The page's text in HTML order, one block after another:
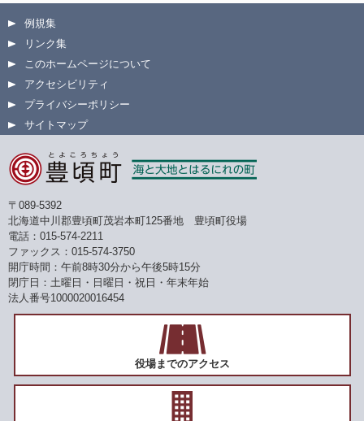
例規集
リンク集
このホームページについて
アクセシビリティ
プライバシーポリシー
サイトマップ
〒089-5392
北海道中川郡豊頃町茂岩本町125番地 豊頃町役場
電話：015-574-2211
ファックス：015-574-3750
開庁時間：午前8時30分から午後5時15分
閉庁日：土曜日・日曜日・祝日・年末年始
法人番号1000020016454
役場までのアクセス